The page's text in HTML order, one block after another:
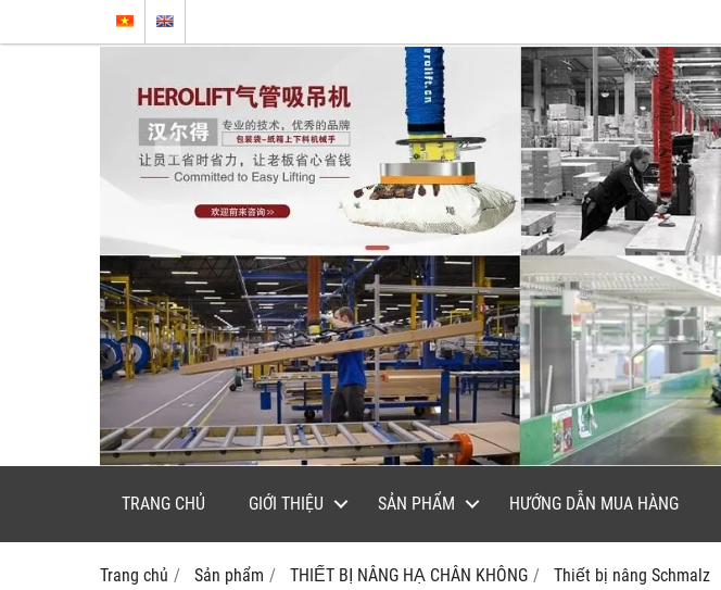
TRANG CHỦ GIỚI THIỆU SẢN PHẨM HƯỚNG DẪN MUA HÀNG
Trang chủ Sản phẩm THIẾT BỊ NÂNG HẠ CHÂN KHÔNG Thiết bị nâng Schmalz